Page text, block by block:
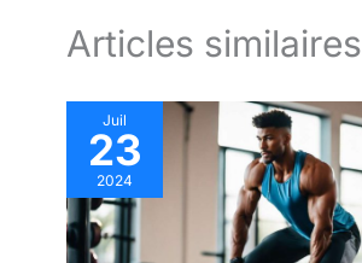
Articles similaires
Juil
23
2024